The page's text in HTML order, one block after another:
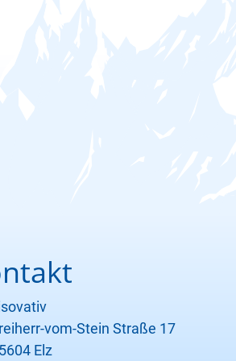
vom-Stein Straße 17
Elz